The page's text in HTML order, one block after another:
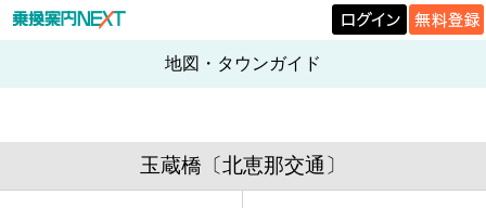
地図・タウンガイド
玉蔵橋〔北恵那交通〕